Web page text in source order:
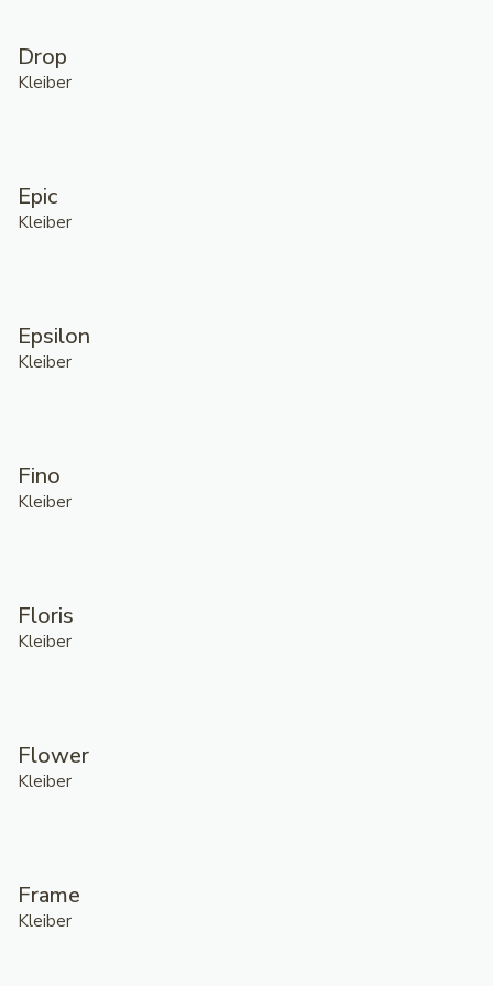
Drop
Kleiber
Epic
Kleiber
Epsilon
Kleiber
Fino
Kleiber
Floris
Kleiber
Flower
Kleiber
Frame
Kleiber